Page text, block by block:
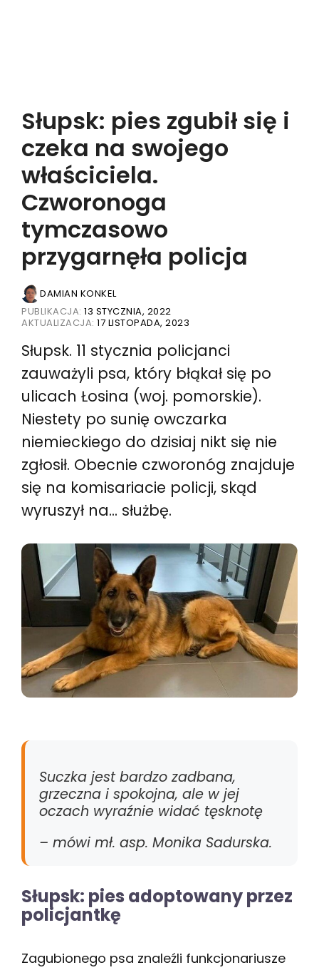
Słupsk: pies zgubił się i
czeka na swojego
właściciela.
Czworonoga
tymczasowo
przygarnęła policja
DAMIAN KONKEL
PUBLIKACJA: 13 STYCZNIA, 2022
AKTUALIZACJA: 17 LISTOPADA, 2023
Słupsk. 11 stycznia policjanci
zauważyli psa, który błąkał się po
ulicach Łosina (woj. pomorskie).
Niestety po sunię owczarka
niemieckiego do dzisiaj nikt się nie
zgłosił. Obecnie czworonóg znajduje
się na komisariacie policji, skąd
wyruszył na... służbę.
Suczka jest bardzo zadbana,
grzeczna i spokojna, ale w jej
oczach wyraźnie widać tęsknotę
– mówi mł. asp. Monika Sadurska.
Słupsk: pies adoptowany przez
policjantkę
Zagubionego psa znaleźli funkcjonariusze